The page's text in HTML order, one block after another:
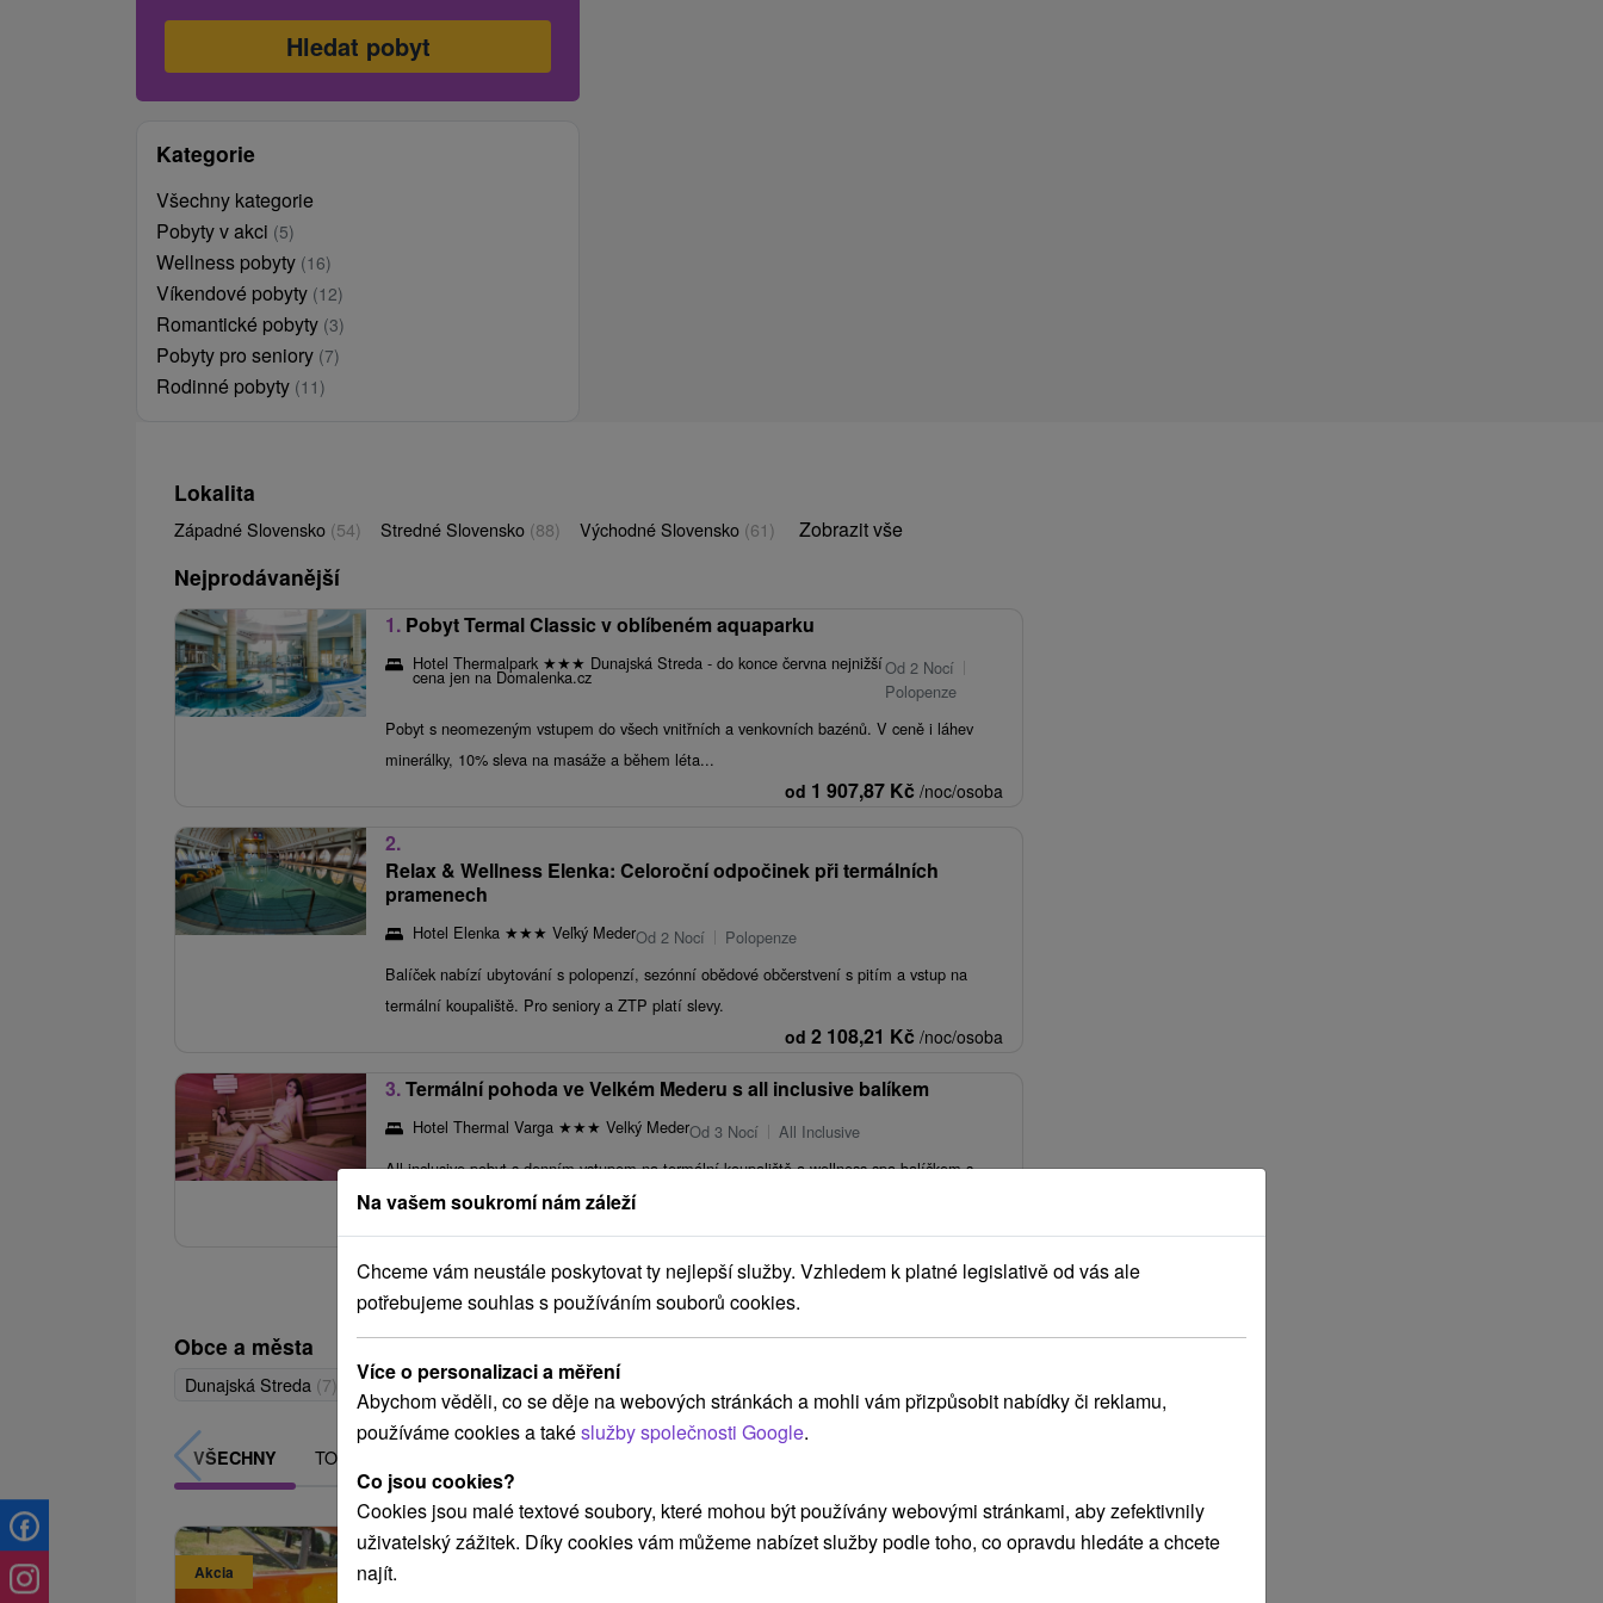
Kategorie
Všechny kategorie
Pobyty v akci (5)
Wellness pobyty (16)
Víkendové pobyty (12)
Romantické pobyty (3)
Pobyty pro seniory (7)
Rodinné pobyty (11)
Lokalita
Západné Slovensko (54) Stredné Slovensko (88) Východné Slovensko (61) Zobrazit vše
Nejprodávanější
1. Pobyt Termal Classic v oblíbeném aquaparku
Hotel Thermalpark ★★★ Dunajská Streda - do konce června nejnižší
cena jen na Domalenka.cz
Od 2 Nocí
Polopenze
Pobyt s neomezeným vstupem do všech vnitřních a venkovních bazénů. V ceně i láhev
minerálky, 10% sleva na masáže a během léta...
od 1 907,87 Kč /noc/osoba
2.
Relax & Wellness Elenka: Celoroční odpočinek při termálních
pramenech
Hotel Elenka ★★★ Veľký MederOd 2 Nocí
Polopenze
Balíček nabízí ubytování s polopenzí, sezónní obědové občerstvení s pitím a vstup na
termální koupaliště. Pro seniory a ZTP platí slevy.
od 2 108,21 Kč /noc/osoba
3.Termální pohoda ve Velkém Mederu s all inclusive balíkem
Hotel Thermal Varga ★★★ Velký MederOd 3 Nocí
All Inclusive
All inclusive pobyt s denním vstupem na termální koupaliště a wellness spa balíčkem s
procedurami.
od1 875,85Kč /noc/osoba
Obce a města
Dunajská Streda (7) Veľký Meder(3) Orechová Potôň
VŠECHNY TOP - NEJPRODÁVANĚJŠÍ
Akcia
Na vašem soukromí nám záleží
Chceme vám neustále poskytovat ty nejlepší služby. Vzhledem k platné legislativě od vás ale
potřebujeme souhlas s používáním souborů cookies.
Více o personalizaci a měření
Abychom věděli, co se děje na webových stránkách a mohli vám přizpůsobit nabídky či reklamu,
používáme cookies a takéslužby společnosti Google.
Co jsou cookies?
Cookies jsou malé textové soubory, které mohou být používány webovými stránkami, aby zefektivnily
uživatelský zážitek. Díky cookies vám můžeme nabízet služby podle toho, co opravdu hledáte a chcete
najít.